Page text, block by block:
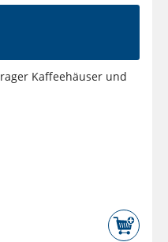
Kaffeehäuser und